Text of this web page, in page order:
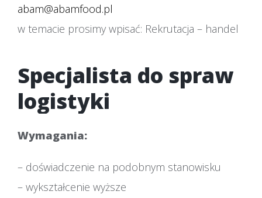
abam@abamfood.pl
w temacie prosimy wpisać: Rekrutacja – handel
Specjalista do spraw
logistyki
Wymagania:
– doświadczenie na podobnym stanowisku
– wykształcenie wyższe